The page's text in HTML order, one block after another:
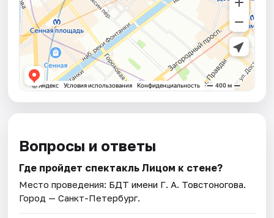
Вопросы и ответы
Где пройдет спектакль Лицом к стене?
Место проведения: БДТ имени Г. А. Товстоногова.
Город — Санкт-Петербург.